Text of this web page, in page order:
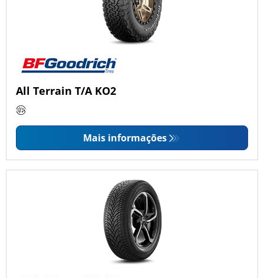
All Terrain T/A KO2
Mais informações